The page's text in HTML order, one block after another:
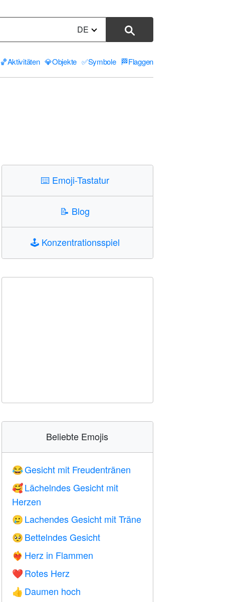
DE
🏀Aktivitäten 💎Objekte ✅Symbole 🏁Flaggen
⌨️ Emoji-Tastatur
📝 Blog
🕹️ Konzentrationsspiel
Beliebte Emojis
😂Gesicht mit Freudentränen
🥰 Lächelndes Gesicht mit
Herzen
🥲 Lachendes Gesicht mit Träne
🥺 Bettelndes Gesicht
❤️‍🔥 Herz in Flammen
❤️ Rotes Herz
👍 Daumen hoch